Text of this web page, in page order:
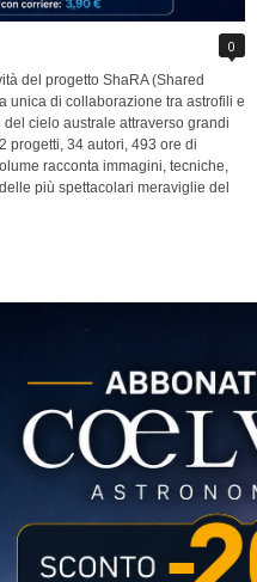
0
del progetto ShaRA (Shared
unica di collaborazione tra astrofili e
cielo australe attraverso grandi
progetti, 34 autori, 493 ore di
racconta immagini, tecniche,
più spettacolari meraviglie del